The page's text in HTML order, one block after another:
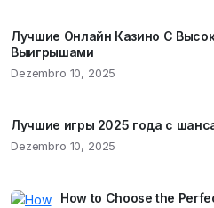
Лучшие Онлайн Казино С
Выигрышами
Dezembro 10, 2025
Лучшие игры 2025 года с
Dezembro 10, 2025
How to Choose the